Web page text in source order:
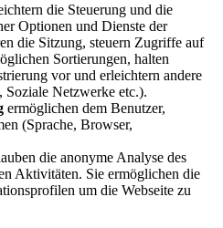
die Steuerung und die
Optionen und Dienste der
die Sitzung, steuern Zugriffe auf
Sortierungen, halten
vor und erleichtern andere
Netzwerke etc.).
ermöglichen dem Benutzer,
(Sprache, Browser,
die anonyme Analyse des
Aktivitäten. Sie ermöglichen die
um die Webseite zu